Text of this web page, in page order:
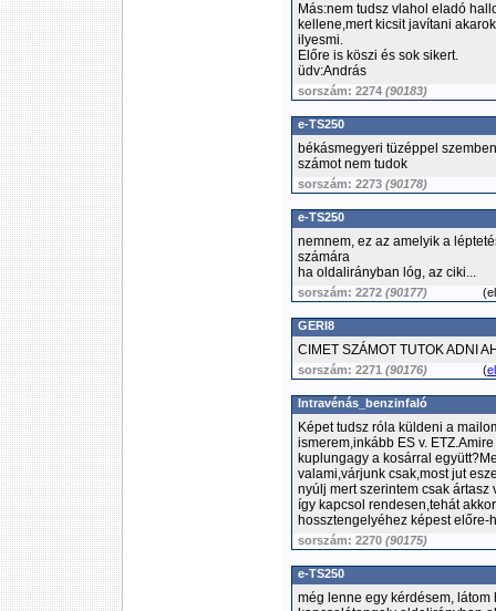
Más:nem tudsz vlahol eladó
kellene,mert kicsit javítani
ilyesmi.
Előre is köszi és sok sikert.
üdv:András
sorszám: 2274 (90183)
e-TS250
békásmegyeri tüzéppel
számot nem tudok
sorszám: 2273 (90178)
e-TS250
nemnem, ez az amelyik a
számára
ha oldalirányban lóg, az ciki...
sorszám: 2272 (90177) (
GERI8
CIMET SZÁMOT TUTOK ADNI
sorszám: 2271 (90176) (
Intravénás_benzinfaló
Képet tudsz róla küldeni a
ismerem,inkább ES v.
kuplungagy a kosárral
valami,várjunk csak,most jut
nyúlj mert szerintem csak
így kapcsol rendesen,tehát
hossztengelyéhez képest
sorszám: 2270 (90175)
e-TS250
még lenne egy kérdésem,